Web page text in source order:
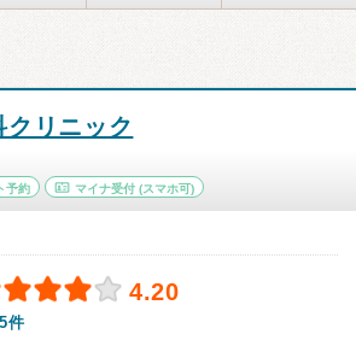
リニック
予約 マイナ受付 (スマホ可)
4.20
5件